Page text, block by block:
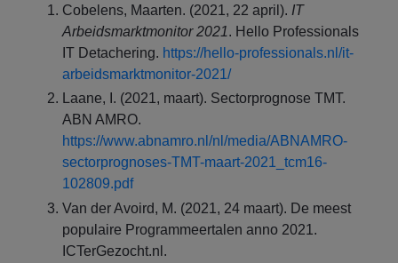
Cobelens, Maarten. (2021, 22 april). IT
Arbeidsmarktmonitor 2021. Hello Professionals
IT Detachering. https://hello-professionals.nl/it-
arbeidsmarktmonitor-2021/
Laane, I. (2021, maart). Sectorprognose TMT.
ABN AMRO.
https://www.abnamro.nl/nl/media/ABNAMRO-
sectorprognoses-TMT-maart-2021_tcm16-
102809.pdf
Van der Avoird, M. (2021, 24 maart). De meest
populaire Programmeertalen anno 2021.
ICTerGezocht.nl.